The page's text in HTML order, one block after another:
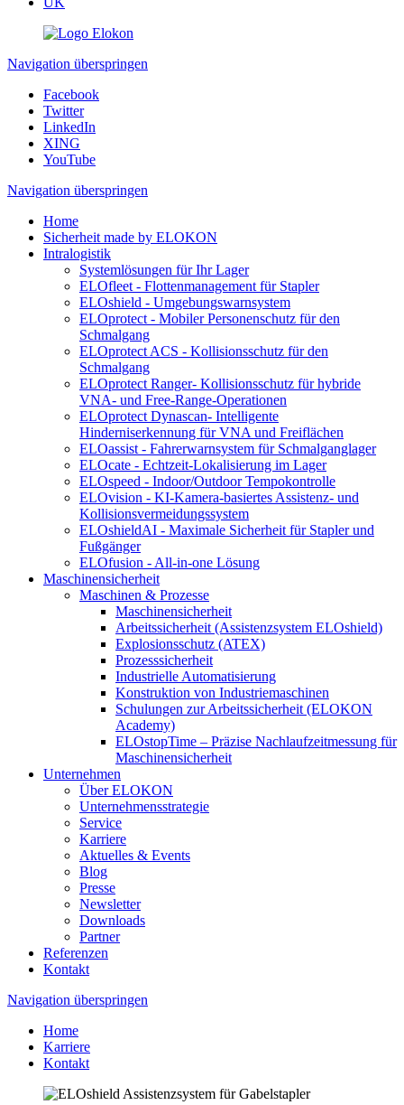
Navigation überspringen
Facebook
Twitter
LinkedIn
XING
YouTube
Navigation überspringen
Home
Sicherheit made by ELOKON
Intralogistik
Systemlösungen für Ihr Lager
ELOfleet - Flottenmanagement für Stapler
ELOshield - Umgebungswarnsystem
ELOprotect - Mobiler Personenschutz für den
Schmalgang
ELOprotect ACS - Kollisionsschutz für den
Schmalgang
ELOprotect Ranger- Kollisionsschutz für hybride
VNA- und Free-Range-Operationen
ELOprotect Dynascan- Intelligente
Hinderniserkennung für VNA und Freiflächen
ELOassist - Fahrerwarnsystem für Schmalganglager
ELOcate - Echtzeit-Lokalisierung im Lager
ELOspeed - Indoor/Outdoor Tempokontrolle
ELOvision - KI-Kamera-basiertes Assistenz- und
Kollisionsvermeidungssystem
ELOshieldAI - Maximale Sicherheit für Stapler und
Fußgänger
ELOfusion - All-in-one Lösung
Maschinensicherheit
Maschinen & Prozesse
Maschinensicherheit
Arbeitssicherheit (Assistenzsystem ELOshield)
Explosionsschutz (ATEX)
Prozesssicherheit
Industrielle Automatisierung
Konstruktion von Industriemaschinen
Schulungen zur Arbeitssicherheit (ELOKON
Academy)
ELOstopTime – Präzise Nachlaufzeitmessung für
Maschinensicherheit
Unternehmen
Über ELOKON
Unternehmensstrategie
Service
Karriere
Aktuelles & Events
Blog
Presse
Newsletter
Downloads
Partner
Referenzen
Kontakt
Navigation überspringen
Home
Karriere
Kontakt